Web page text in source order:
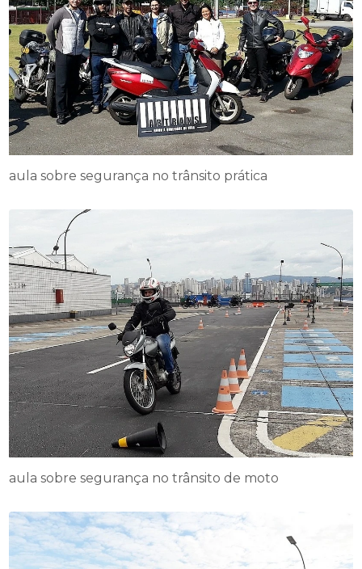
aula sobre segurança no trânsito prática
aula sobre segurança no trânsito de moto